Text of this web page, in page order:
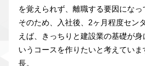
を覚えられず、離職する要因になっ
そのため、入社後、2ヶ月程度セン
えば、きっちりと建設業の基礎が身
いうコースを作りたいと考えてい
長。